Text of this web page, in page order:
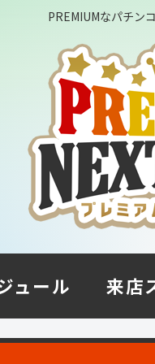
PREMIUMなパチン
ュール 来店